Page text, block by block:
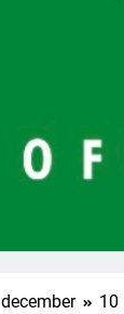
december 10